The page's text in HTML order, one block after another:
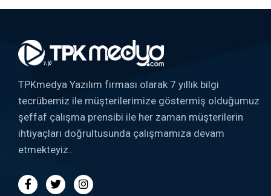
TPKmedya Yazılım firması olarak 7 yıllık bilgi
tecrübemiz ile müşterilerimize göstermiş olduğumuz
şeffaf çalışma prensibi ile her zaman müşterilerin
ihtiyaçları doğrultusunda çalışmamıza devam
etmekteyiz..